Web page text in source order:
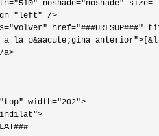
noshade="noshade" size=
/>
href="###URLSUP###"
la p&aacute;gina
a>
width="202">